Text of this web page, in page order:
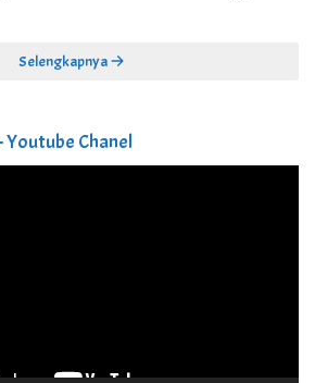
Selengkapnya
Youtube Chanel